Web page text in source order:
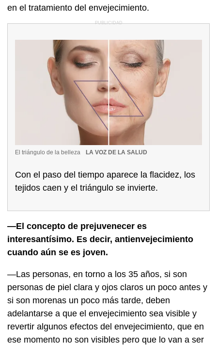
en el tratamiento del envejecimiento.
El triángulo de la belleza LA VOZ DE LA SALUD
Con el paso del tiempo aparece la flacidez, los
tejidos caen y el triángulo se invierte.
—El concepto de prejuvenecer es
interesantísimo. Es decir, antienvejecimiento
cuando aún se es joven.
—Las personas, en torno a los 35 años, si son
personas de piel clara y ojos claros un poco antes y
si son morenas un poco más tarde, deben
adelantarse a que el envejecimiento sea visible y
revertir algunos efectos del envejecimiento, que en
ese momento no son visibles pero que lo van a ser